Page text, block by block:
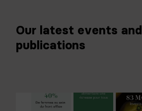
Our latest events and
publications